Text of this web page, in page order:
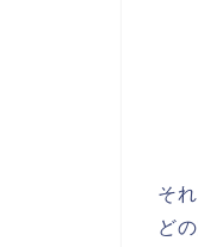
そ
ど